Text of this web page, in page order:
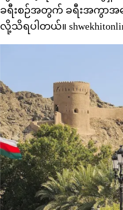
ခရီးစဉ်အတွက် ခရီးအကွာအဝ
လို့သိရပါတယ်။